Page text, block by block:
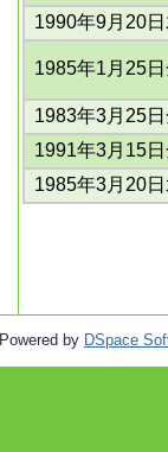
1990年9月20日
1985年1月25日
1983年3月25日
1991年3月15日
1985年3月20日
Powered by DSpace